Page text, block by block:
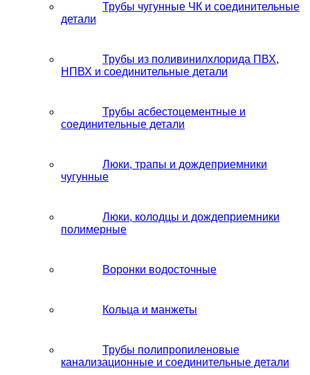
Трубы чугунные ЧК и соединительные
детали
Трубы из поливинилхлорида ПВХ,
НПВХ и соединительные детали
Трубы асбестоцементные и
соединительные детали
Люки, трапы и дождеприемники
чугунные
Люки, колодцы и дождеприемники
полимерные
Воронки водосточные
Кольца и манжеты
Трубы полипропиленовые
канализационные и соединительные детали